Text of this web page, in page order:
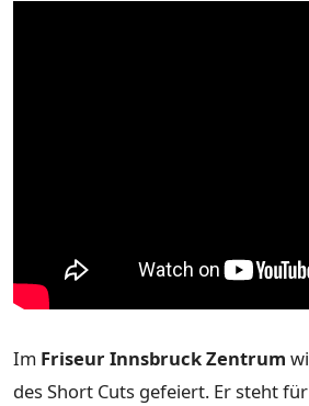
Im Friseur Innsbruck Zentrum
des Short Cuts gefeiert. Er steht